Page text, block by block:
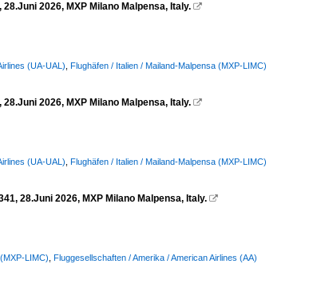
2026, MXP Milano Malpensa, Italy. 
(UA-UAL) Flughäfen / Italien / Mailand-Malpensa (MXP-LIMC)
2026, MXP Milano Malpensa, Italy. 
(UA-UAL) Flughäfen / Italien / Mailand-Malpensa (MXP-LIMC)
28.Juni 2026, MXP Milano Malpensa, Italy. 
LIMC) Fluggesellschaften / Amerika / American Airlines (AA)